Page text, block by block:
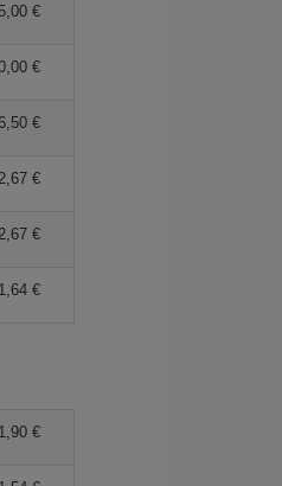
€
€
€
€
€
1,64 €
1,90 €